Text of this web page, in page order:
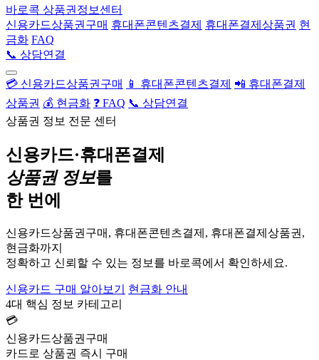
바로콕 상품권정보센터
신용카드상품권구매 휴대폰콘텐츠결제 휴대폰결제상품권 현
금화 FAQ
📞 상담연결
💳 신용카드상품권구매 📱 휴대폰콘텐츠결제 📲 휴대폰결제
상품권 💰 현금화 ❓ FAQ 📞 상담연결
상품권 정보 전문 센터
신용카드·휴대폰결제
상품권 정보를
한 번에
신용카드상품권구매, 휴대폰콘텐츠결제, 휴대폰결제상품권,
현금화까지
정확하고 신뢰할 수 있는 정보를 바로콕에서 확인하세요.
신용카드 구매 알아보기
현금화 안내
4대 핵심 정보 카테고리
💳
신용카드상품권구매
카드로 상품권 즉시 구매